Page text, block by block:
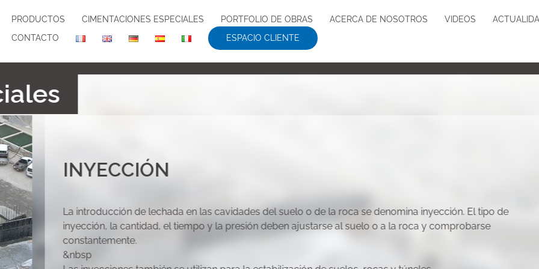
PRODUCTOS CIMENTACIONES ESPECIALES PORTFOLIO DE OBRAS ACERCA DE NOSOTROS VIDEOS
CONTACTO
ESPACIO CLIENTE
INYECCIÓN
La introducción de lechada en las cavidades del suelo o de la roca se denomina inyección. El tipo de
inyección, la cantidad, el tiempo y la presión deben ajustarse al suelo o a la roca y comprobarse
constantemente.
&nbsp